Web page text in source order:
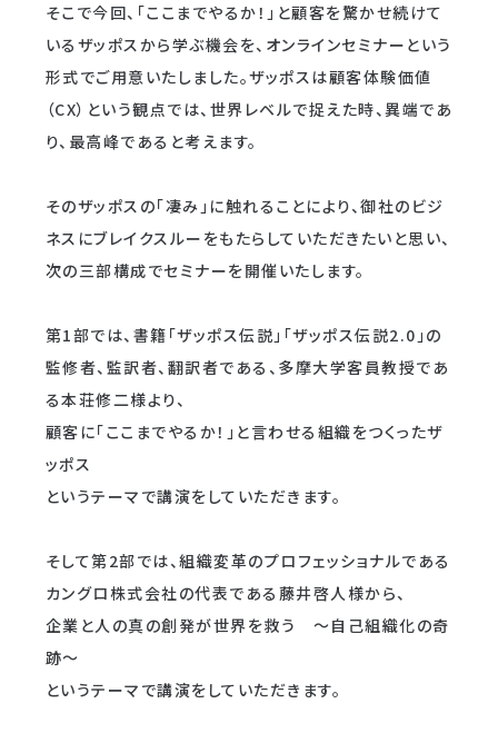
そこで今回、「ここまでやるか！」と顧客を驚かせ続けて
いるザッポスから学ぶ機会を、オンラインセミナーという
形式でご用意いたしました。ザッポスは顧客体験価値
（CX）という観点では、世界レベルで捉えた時、異端であ
り、最高峰であると考えます。
そのザッポスの「凄み」に触れることにより、御社のビジ
ネスにブレイクスルーをもたらしていただきたいと思い、
次の三部構成でセミナーを開催いたします。
第1部では、書籍「ザッポス伝説」「ザッポス伝説2.0」の
監修者、監訳者、翻訳者である、多摩大学客員教授であ
る本荘修二様より、
顧客に「ここまでやるか！」と言わせる組織をつくったザ
ッポス
というテーマで講演をしていただきます。
そして第2部では、組織変革のプロフェッショナルである
カングロ株式会社の代表である藤井啓人様から、
企業と人の真の創発が世界を救う ～自己組織化の奇
跡〜
というテーマで講演をしていただきます。